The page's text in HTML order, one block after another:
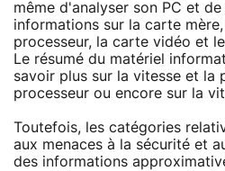
même d'analyser son PC et
informations sur la carte
processeur, la carte vidéo et
Le résumé du matériel
savoir plus sur la vitesse et la
processeur ou encore sur la
Toutefois, les catégories
aux menaces à la sécurité et
des informations